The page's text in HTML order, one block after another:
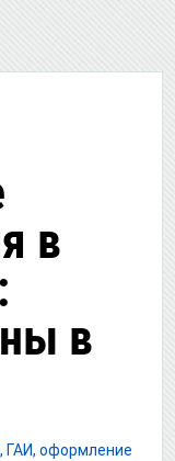
в
в
ГАИ, оформление